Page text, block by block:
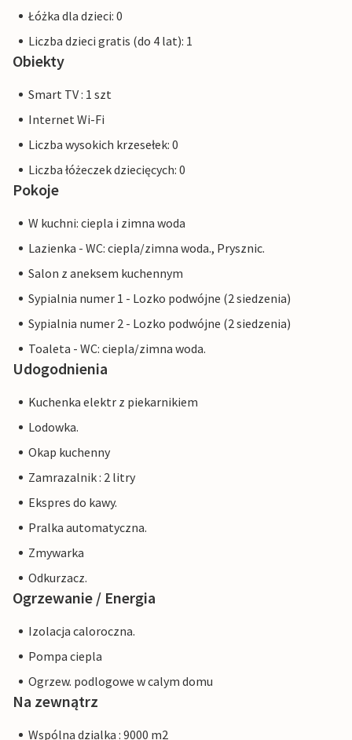
Łóżka dla dzieci: 0
Liczba dzieci gratis (do 4 lat): 1
Obiekty
Smart TV : 1 szt
Internet Wi-Fi
Liczba wysokich krzesełek: 0
Liczba łóżeczek dziecięcych: 0
Pokoje
W kuchni: ciepla i zimna woda
Lazienka - WC: ciepla/zimna woda., Prysznic.
Salon z aneksem kuchennym
Sypialnia numer 1 - Lozko podwójne (2 siedzenia)
Sypialnia numer 2 - Lozko podwójne (2 siedzenia)
Toaleta - WC: ciepla/zimna woda.
Udogodnienia
Kuchenka elektr z piekarnikiem
Lodowka.
Okap kuchenny
Zamrazalnik : 2 litry
Ekspres do kawy.
Pralka automatyczna.
Zmywarka
Odkurzacz.
Ogrzewanie / Energia
Izolacja caloroczna.
Pompa ciepla
Ogrzew. podlogowe w calym domu
Na zewnątrz
Wspólna dzialka : 9000 m2